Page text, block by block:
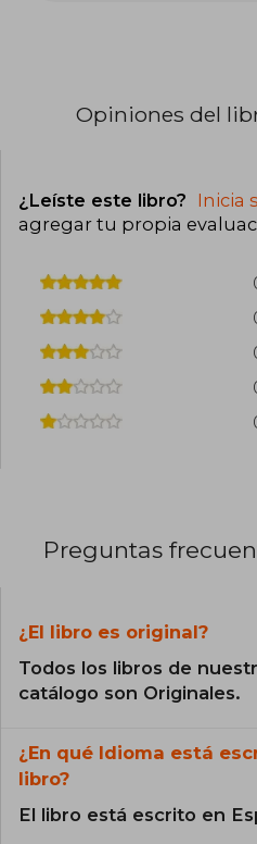
Opiniones del
¿Leíste este libro? Inicia
agregar tu propia
Preguntas
¿El libro es original?
Todos los libros de
catálogo son Originales.
¿En qué Idioma está
libro?
El libro está escrito en